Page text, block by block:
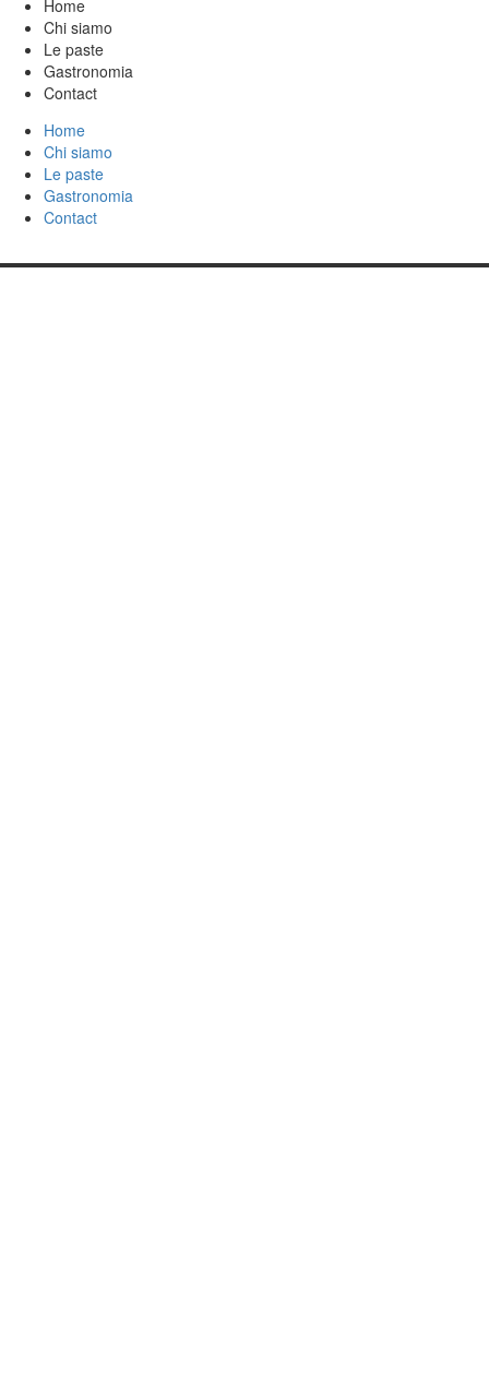
Home
Chi siamo
Le paste
Gastronomia
Contact
Home
Chi siamo
Le paste
Gastronomia
Contact